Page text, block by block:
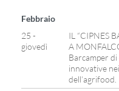
Febbraio
25 -
giovedì
IL “CIPNES
A
Barcamper
innovative
dell’agrifood.